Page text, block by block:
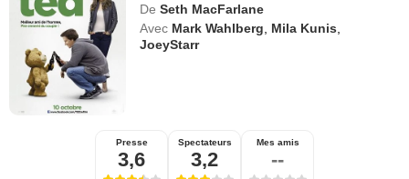
De Seth MacFarlane
Avec Mark Wahlberg Mila Kunis
JoeyStarr
Presse
3,6
Spectateurs
3,2
Mes amis
--